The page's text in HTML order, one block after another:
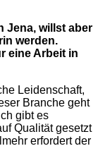
Jena, willst aber
werden.
eine Arbeit in
Leidenschaft,
Branche geht
gibt es
Qualität gesetzt
erfordert der